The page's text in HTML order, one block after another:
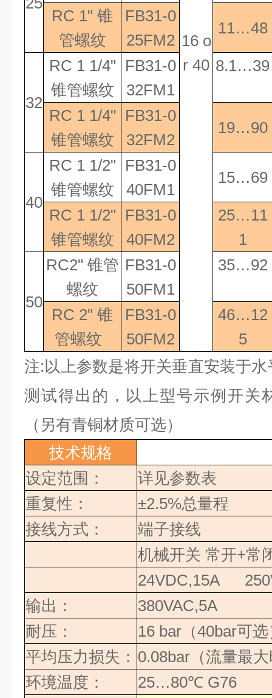
16 o
r 40
RC 1" 锥
管螺纹
FB31-0
25FM2
11…48
32
RC 1 1/4"
锥管螺纹
FB31-0
32FM1
8.1…39
RC 1 1/4"
锥管螺纹
FB31-0
32FM2
19…90
40
RC 1 1/2"
锥管螺纹
FB31-0
40FM1
15…69
RC 1 1/2"
锥管螺纹
FB31-0
40FM2
25…11
1
50
RC2" 锥管
螺纹
FB31-0
50FM1
35…92
RC 2" 锥
管螺纹
FB31-0
50FM2
46…12
5
注:以上参数是将开关垂直安装于水
测试得出的，以上型号示例开关
（另有青铜材质可选）
技术规格
设定范围：
详见参数表
重复性：
±2.5%总量程
接线方式：
端子接线
机械开关 常开+常
24VDC,15A
输出：
380VAC,5A
耐压：
16 bar （40bar可选
平均压力损失： 0.08bar （流量最
环境温度：
25…80℃ G76